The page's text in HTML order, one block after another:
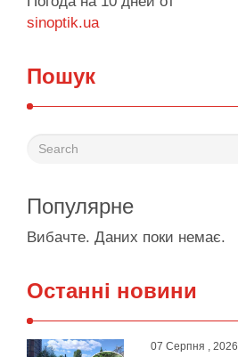
sinoptik.ua
Пошук
Популярне
Вибачте. Даних поки немає.
Останні новини
07 Серпня , 2026